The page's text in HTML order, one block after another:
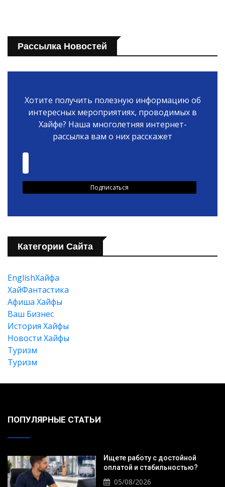
Рассылка Новостей
Хотите получить полезную информацию об
интересных мероприятиях, проводимых в
Хайфе? Наша многолетняя интернет-
рассылка вам о них расскажет
Категории Сайта
EnglishХайфа
XайФантастика
Афиша Хайфы
Ваш Бизнес
История Хайфы
Новости Хайфы
Туризм
Туризм
ПОПУЛЯРНЫЕ СТАТЬИ
Ищете работу с достойной
оплатой и стабильностью?
05/08/2026